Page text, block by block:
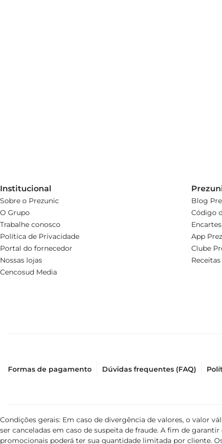
Institucional
Sobre o Prezunic
O Grupo
Trabalhe conosco
Política de Privacidade
Portal do fornecedor
Nossas lojas
Cencosud Media
Blog
Código
Encartes
App
Clube
Receitas
Formas de pagamento Dúvidas frequentes (FAQ)
Condições gerais: Em caso de divergência de valores, o valor
ser canceladas em caso de suspeita de fraude. A fim de
promocionais poderá ter sua quantidade limitada por cliente.